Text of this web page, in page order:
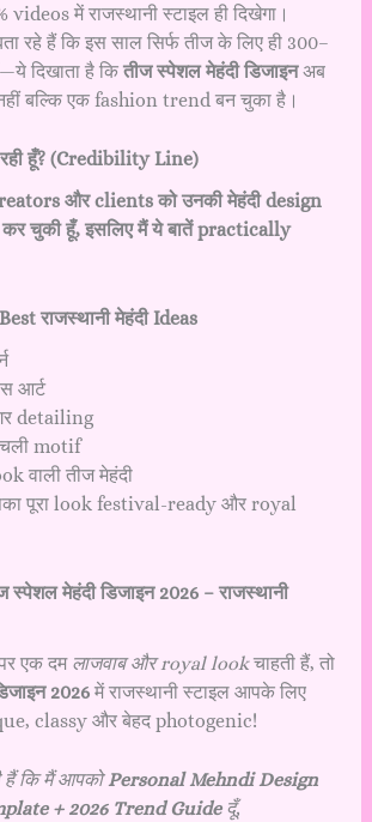
में राजस्थानी स्टाइल ही दिखेगा।
रहे हैं कि इस साल सिर्फ तीज के लिए ही 300–
दिखाता है कि तीज स्पेशल मेहंदी डिजाइनअब
बल्कि एक fashion trend बन चुका है।
रही हूँ? (Credibility Line)
और clients को उनकी मेहंदी design
चुकी हूँ, इसलिए मैं ये बातें practically
राजस्थानी मेहंदी Ideas
आर्ट
detailing
motif
वाली तीज मेहंदी
पूरा look festival-ready और royal
मेहंदी डिजाइन 2026 – राजस्थानी
एक दम लाजवाब और royal lookचाहती हैं, तो
2026में राजस्थानी स्टाइल आपके लिए
classy और बेहद photogenic!
हैं कि मैं आपकोPersonal Mehndi Design
+ 2026 Trend Guideदूँ,